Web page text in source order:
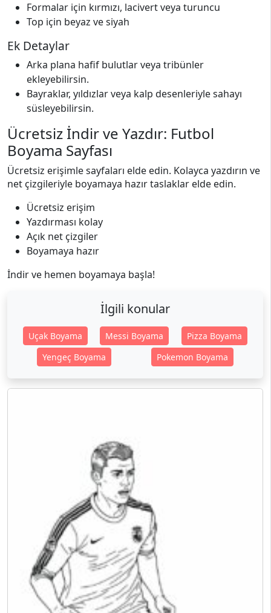
Formalar için kırmızı, lacivert veya turuncu
Top için beyaz ve siyah
Ek Detaylar
Arka plana hafif bulutlar veya tribünler
ekleyebilirsin.
Bayraklar, yıldızlar veya kalp desenleriyle sahayı
süsleyebilirsin.
Ücretsiz İndir ve Yazdır: Futbol
Boyama Sayfası
Ücretsiz erişimle sayfaları elde edin. Kolayca yazdırın ve
net çizgileriyle boyamaya hazır taslaklar elde edin.
Ücretsiz erişim
Yazdırması kolay
Açık net çizgiler
Boyamaya hazır
İndir ve hemen boyamaya başla!
İlgili konular
Uçak Boyama Messi Boyama
Pizza Boyama
Yengeç Boyama
Pokemon Boyama